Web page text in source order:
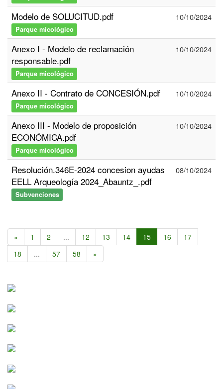
Modelo de SOLUCITUD.pdf
Parque micológico
10/10/2024
Anexo I - Modelo de reclamación
responsable.pdf
Parque micológico
10/10/2024
Anexo II - Contrato de CONCESIÓN.pdf
Parque micológico
10/10/2024
Anexo III - Modelo de proposición
ECONÓMICA.pdf
Parque micológico
10/10/2024
Resolución.346E-2024 concesion ayudas
EELL Arqueología 2024_Abauntz_.pdf
Subvenciones
08/10/2024
« 1 2 ... 12 13 14 15 16
17
18
... 57 58 »